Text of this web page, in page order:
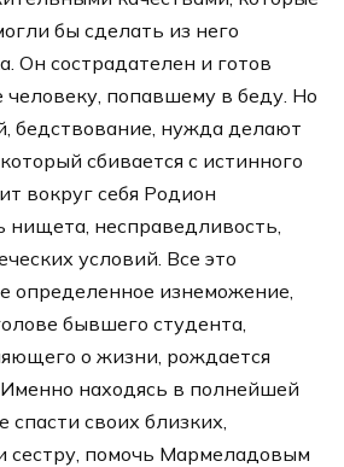
бы сделать из него
Он сострадателен и готов
человеку, попавшему в беду. Но
бедствование, нужда делают
сбивается с истинного
вокруг себя Родион
несправедливость,
условий. Все это
определенное изнеможение,
бывшего студента,
о жизни, рождается
находясь в полнейшей
своих близких,
сестру, помочь Мармеладовым